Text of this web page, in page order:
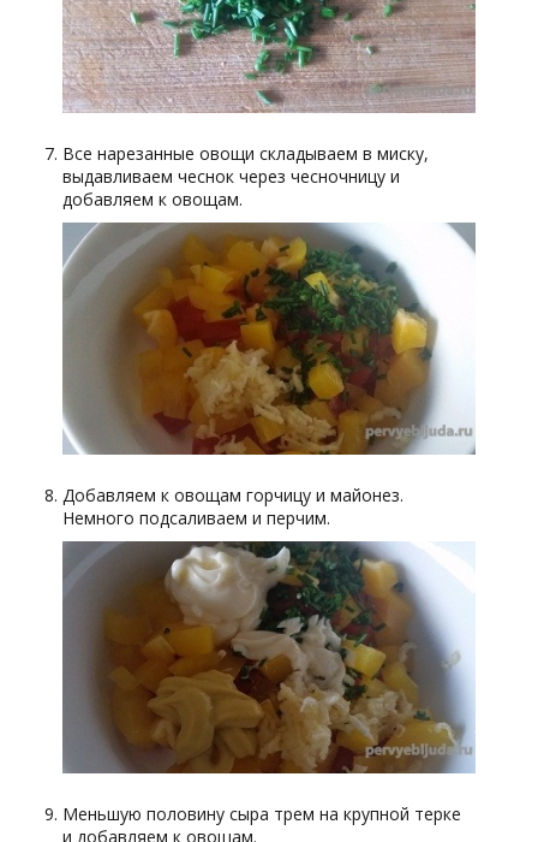
Все нарезанные овощи складываем в миску,
выдавливаем чеснок через чесночницу и
добавляем к овощам.
Добавляем к овощам горчицу и майонез.
Немного подсаливаем и перчим.
Меньшую половину сыра трем на крупной терке
и добавляем к овощам.